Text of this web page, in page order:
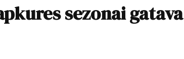
sezonai gatava